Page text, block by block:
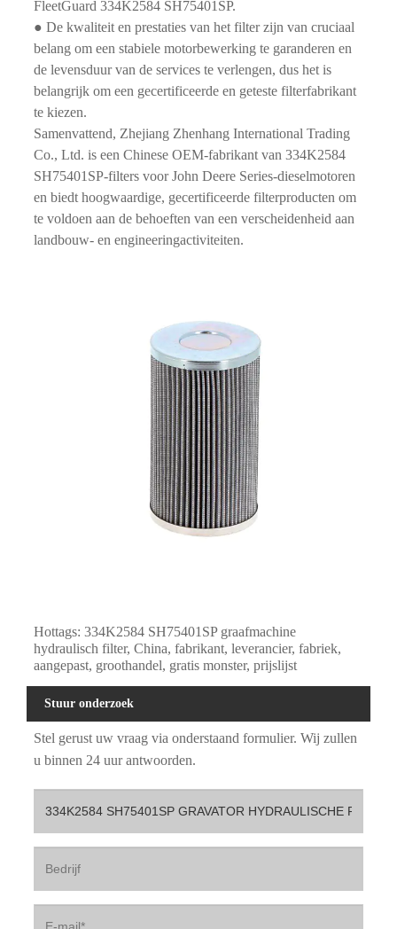
FleetGuard 334K2584 SH75401SP.
● De kwaliteit en prestaties van het filter zijn van cruciaal
belang om een ​​stabiele motorbewerking te garanderen en
de levensduur van de services te verlengen, dus het is
belangrijk om een ​​gecertificeerde en geteste filterfabrikant
te kiezen.
Samenvattend, Zhejiang Zhenhang International Trading
Co., Ltd. is een Chinese OEM-fabrikant van 334K2584
SH75401SP-filters voor John Deere Series-dieselmotoren
en biedt hoogwaardige, gecertificeerde filterproducten om
te voldoen aan de behoeften van een verscheidenheid aan
landbouw- en engineeringactiviteiten.
Hottags: 334K2584 SH75401SP graafmachine
hydraulisch filter, China, fabrikant, leverancier, fabriek,
aangepast, groothandel, gratis monster, prijslijst
Stuur onderzoek
Stel gerust uw vraag via onderstaand formulier. Wij zullen
u binnen 24 uur antwoorden.